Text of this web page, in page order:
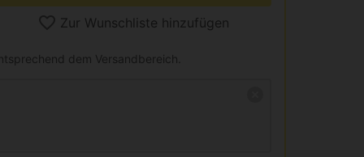
Zur Wunschliste hinzufügen
dem Versandbereich.